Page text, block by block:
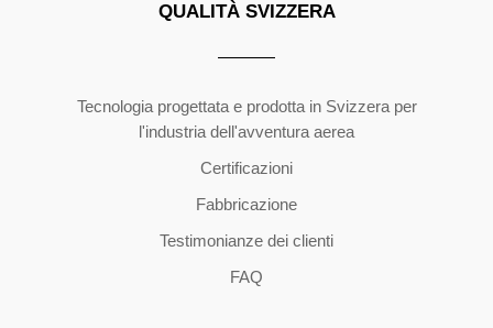
QUALITÀ SVIZZERA
Tecnologia progettata e prodotta in Svizzera per
l'industria dell'avventura aerea
Certificazioni
Fabbricazione
Testimonianze dei clienti
FAQ